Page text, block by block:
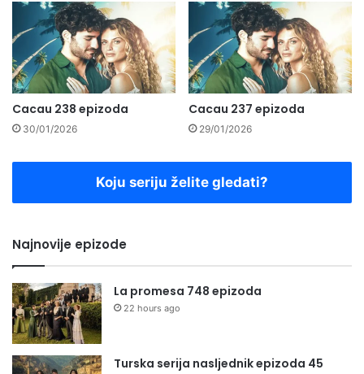
Cacau 238 epizoda
30/01/2026
Cacau 237 epizoda
29/01/2026
Koju seriju želite gledati?
Najnovije epizode
La promesa 748 epizoda
22 hours ago
Turska serija nasljednik epizoda 45